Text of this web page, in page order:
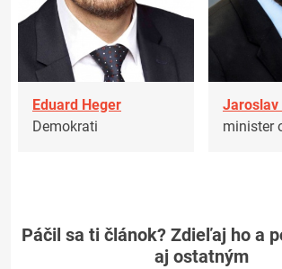
Eduard Heger
Demokrati
Jaroslav
minister
Páčil sa ti článok? Zdieľaj ho a
aj ostatným